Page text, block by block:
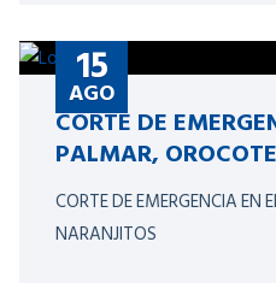
15
AGO
CORTE DE
PALMAR,
CORTE DE EMERGENCIA EN
NARANJITOS